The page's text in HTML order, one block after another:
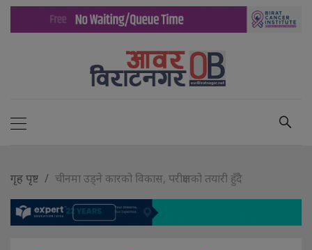
गृह पृष्ट चीनमा उड्ने कारको विकास, परीक्षणको तयारी हुँदै